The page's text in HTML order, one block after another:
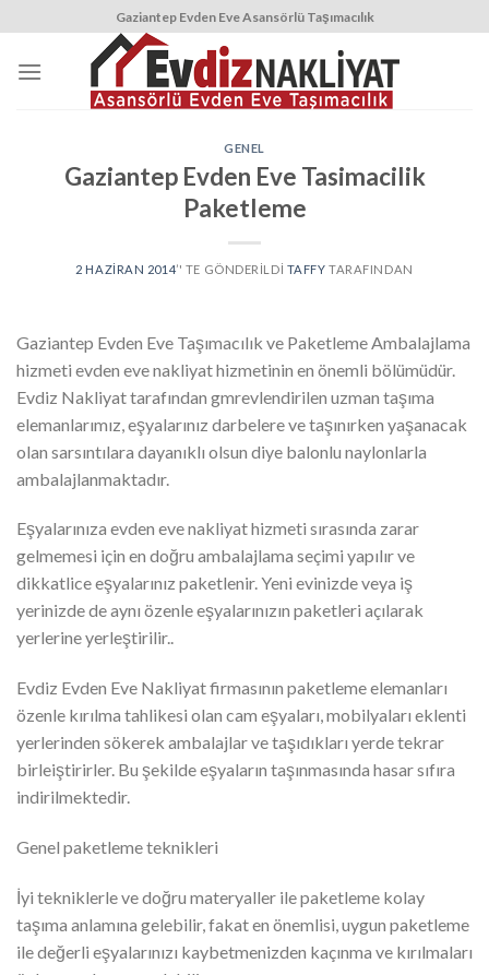
content
Gaziantep Evden Eve Asansörlü Taşımacılık
GENEL
Gaziantep Evden Eve Tasimacilik
Paketleme
2 HAZIRAN 2014’' TE GÖNDERILDI TAFFY TARAFINDAN
Gaziantep Evden Eve Taşımacılık ve Paketleme Ambalajlama
hizmeti evden eve nakliyat hizmetinin en önemli bölümüdür.
Evdiz Nakliyat tarafından gmrevlendirilen uzman taşıma
elemanlarımız, eşyalarınız darbelere ve taşınırken yaşanacak
olan sarsıntılara dayanıklı olsun diye balonlu naylonlarla
ambalajlanmaktadır.
Eşyalarınıza evden eve nakliyat hizmeti sırasında zarar
gelmemesi için en doğru ambalajlama seçimi yapılır ve
dikkatlice eşyalarınız paketlenir. Yeni evinizde veya iş
yerinizde de aynı özenle eşyalarınızın paketleri açılarak
yerlerine yerleştirilir..
Evdiz Evden Eve Nakliyat firmasının paketleme elemanları
özenle kırılma tahlikesi olan cam eşyaları, mobilyaları eklenti
yerlerinden sökerek ambalajlar ve taşıdıkları yerde tekrar
birleiştirirler. Bu şekilde eşyaların taşınmasında hasar sıfıra
indirilmektedir.
Genel paketleme teknikleri
İyi tekniklerle ve doğru materyaller ile paketleme kolay
taşıma anlamına gelebilir, fakat en önemlisi, uygun paketleme
ile değerli eşyalarınızı kaybetmenizden kaçınma ve kırılmaları